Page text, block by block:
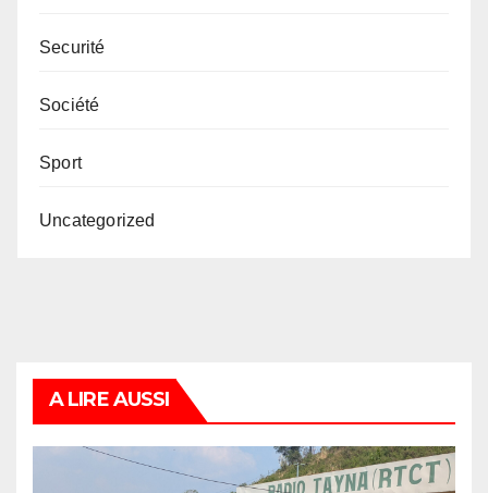
Securité
Société
Sport
Uncategorized
A LIRE AUSSI